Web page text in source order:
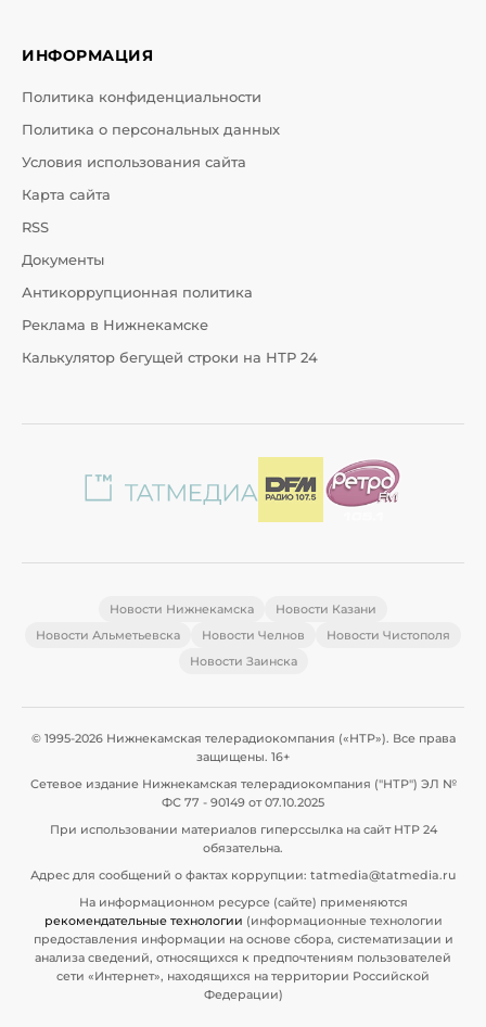
ИНФОРМАЦИЯ
Политика конфиденциальности
Политика о персональных данных
Условия использования сайта
Карта сайта
RSS
Документы
Антикоррупционная политика
Реклама в Нижнекамске
Калькулятор бегущей строки на НТР 24
Новости Нижнекамска
Новости Казани
Новости Альметьевска
Новости Челнов
Новости Чистополя
Новости Заинска
© 1995-2026 Нижнекамская телерадиокомпания («НТР»). Все права
защищены. 16+
Сетевое издание Нижнекамская телерадиокомпания ("НТР") ЭЛ №
ФС 77 - 90149 от 07.10.2025
При использовании материалов гиперссылка на сайт НТР 24
обязательна.
Адрес для сообщений о фактах коррупции: tatmedia@tatmedia.ru
На информационном ресурсе (сайте) применяются
рекомендательные технологии (информационные технологии
предоставления информации на основе сбора, систематизации и
анализа сведений, относящихся к предпочтениям пользователей
сети «Интернет», находящихся на территории Российской
Федерации)